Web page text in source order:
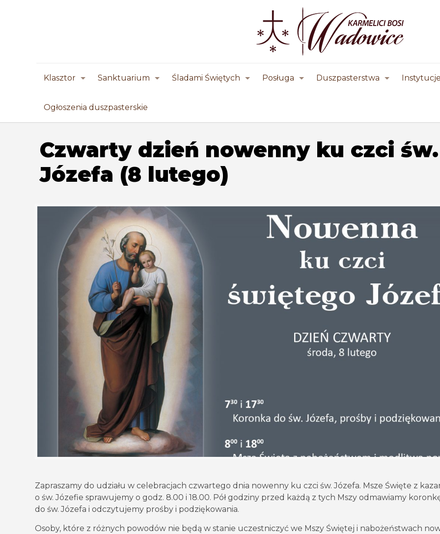
Klasztor Sanktuarium Śladami Świętych Posługa Duszpasterstwa
Ogłoszenia duszpasterskie
Czwarty dzień nowenny ku czci św.
Józefa (8 lutego)
Zapraszamy do udziału w celebracjach czwartego dnia nowenny ku czci św. Józefa. Msze Święte z
o św. Józefie sprawujemy o godz. 8.00 i 18.00. Pół godziny przed każdą z tych Mszy odmawiamy
do św. Józefa i odczytujemy prośby i podziękowania.
Osoby, które z różnych powodów nie będą w stanie uczestniczyć we Mszy Świętej i nabożeństwach